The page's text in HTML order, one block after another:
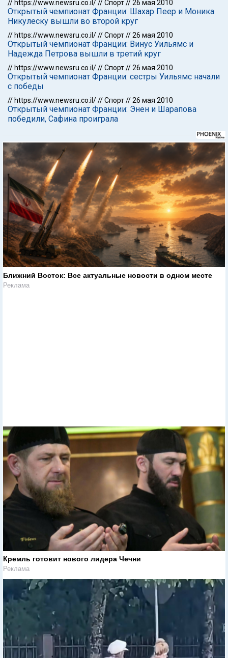
// https://www.newsru.co.il/ // Спорт// 26 мая 2010
Открытый чемпионат Франции: Шахар Пеер и Моника
Никулеску вышли во второй круг
// https://www.newsru.co.il///Спорт//26 мая 2010
Открытый чемпионат Франции: Винус Уильямс и
Надежда Петрова вышли в третий круг
// https://www.newsru.co.il///Спорт//26 мая 2010
Открытый чемпионат Франции: сестры Уильямс начали
с победы
// https://www.newsru.co.il///Спорт//26 мая 2010
Открытый чемпионат Франции: Энен и Шарапова
победили, Сафина проиграла
Ближний Восток: Все актуальные новости в одном месте
Реклама
Кремль готовит нового лидера Чечни
Реклама